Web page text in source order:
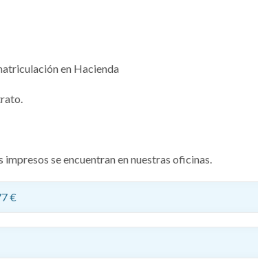
en Hacienda
se encuentran en nuestras oficinas.
€